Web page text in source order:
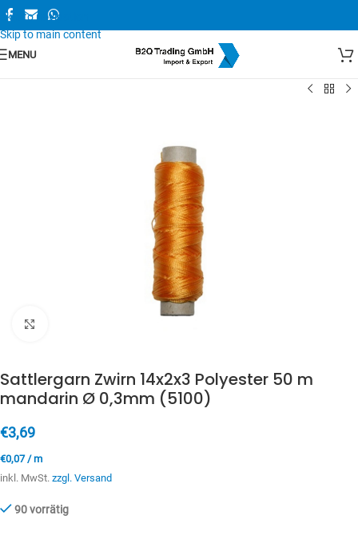
Skip to navigation
Skip to main content
MENU
Sattlergarn Zwirn 14x2x3 Polyester 50 m
mandarin Ø 0,3mm (5100)
€3,69
€0,07/m
inkl. MwSt. zzgl. Versand
90 vorrätig